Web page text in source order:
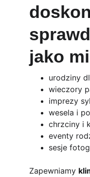
jako
urodziny
wieczory
imprezy
wesela i
chrzciny i
eventy
sesje
Zapewniamy